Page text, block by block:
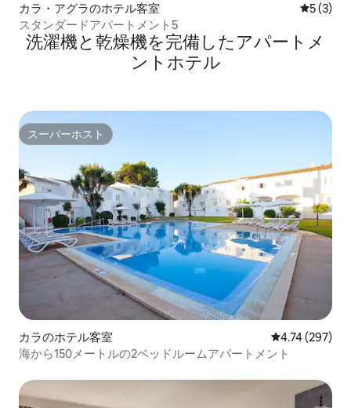
カラ・アグラのホテル客室 レビュー
5 (3)
スタンダードアパートメント5
洗濯機と乾燥機を完備したアパートメ
ントホテル
スーパーホスト
スーパーホスト
カラのホテル客室 レビュー297
4.74 (297)
海から150メートルの2ベッドルームアパートメント